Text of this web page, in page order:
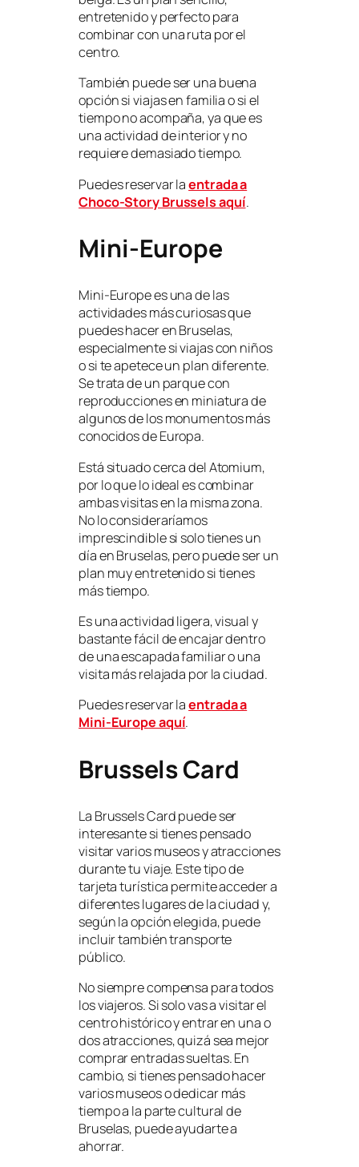
entretenido y perfecto para
combinar con una ruta por el
centro.
También puede ser una buena
opción si viajas en familia o si el
tiempo no acompaña, ya que es
una actividad de interior y no
requiere demasiado tiempo.
Puedes reservar laentrada a
Choco-Story Brussels aquí.
Mini-Europe
Mini-Europe es una de las
actividades más curiosas que
puedes hacer en Bruselas,
especialmente si viajas con niños
o si te apetece un plan diferente.
Se trata de un parque con
reproducciones en miniatura de
algunos de los monumentos más
conocidos de Europa.
Está situado cerca del Atomium,
por lo que lo ideal es combinar
ambas visitas en la misma zona.
No lo consideraríamos
imprescindible si solo tienes un
día en Bruselas, pero puede ser un
plan muy entretenido si tienes
más tiempo.
Es una actividad ligera, visual y
bastante fácil de encajar dentro
de una escapada familiar o una
visita más relajada por la ciudad.
Puedes reservar laentrada a
Mini-Europe aquí.
Brussels Card
La Brussels Card puede ser
interesante si tienes pensado
visitar varios museos y atracciones
durante tu viaje. Este tipo de
tarjeta turística permite acceder a
diferentes lugares de la ciudad y,
según la opción elegida, puede
incluir también transporte
público.
No siempre compensa para todos
los viajeros. Si solo vas a visitar el
centro histórico y entrar en una o
dos atracciones, quizá sea mejor
comprar entradas sueltas. En
cambio, si tienes pensado hacer
varios museos o dedicar más
tiempo a la parte cultural de
Bruselas, puede ayudarte a
ahorrar.